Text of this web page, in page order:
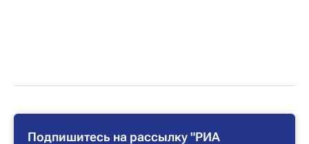
Подпишитесь на рассылку "РИА